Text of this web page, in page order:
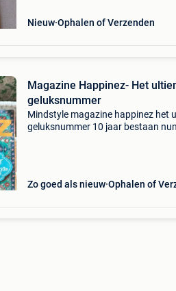
Nieuw Ophalen of Verzenden
Magazine Happinez- Het
geluksnummer
Mindstyle magazine happinez het
geluksnummer 10 jaar bestaan
Zo goed als nieuw Ophalen of